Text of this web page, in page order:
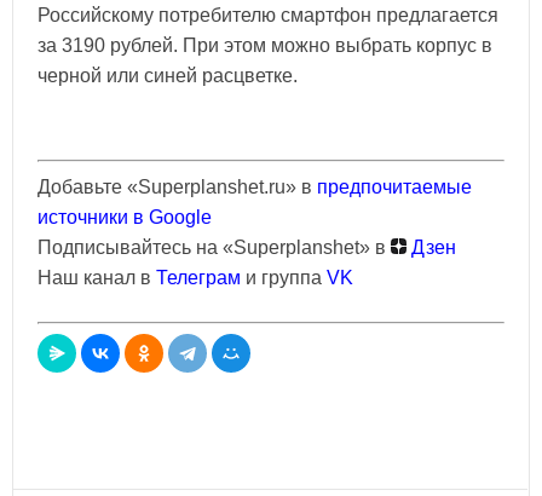
Российскому потребителю смартфон предлагается
за 3190 рублей. При этом можно выбрать корпус в
черной или синей расцветке.
Добавьте «Superplanshet.ru» в предпочитаемые
источники в Google
Подписывайтесь на «Superplanshet» в
Дзен
Наш канал в Телеграм и группа VK